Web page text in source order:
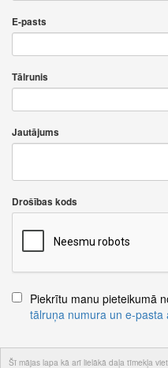
Šī mājas lapa kā arī lielākā daļa tīmekļa
E-pasts
Tālrunis
Jautājums
Drošības kods
Piekrītu manu pieteikumā
tālruņa numura un e-pasta